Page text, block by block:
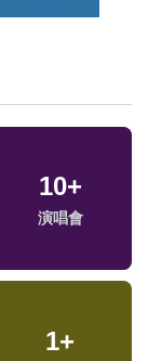
10+
演唱會
1+